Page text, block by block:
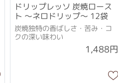
ドリップレッソ 炭焼ロース
ト ～ネロドリップ～ 12袋
炭焼独特の香ばしさ・苦み・コ
クの深い味わい
1,488円